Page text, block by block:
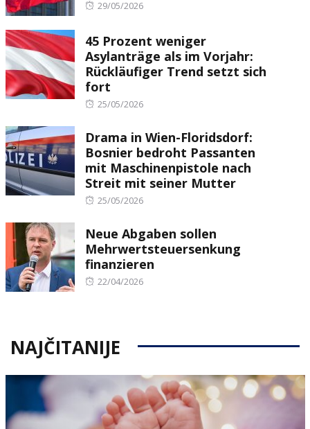
Posted
29/05/2026
45 Prozent weniger
Asylanträge als im Vorjahr:
Rückläufiger Trend setzt sich
fort
Posted
25/05/2026
Drama in Wien-Floridsdorf:
Bosnier bedroht Passanten
mit Maschinenpistole nach
Streit mit seiner Mutter
Posted
25/05/2026
Neue Abgaben sollen
Mehrwertsteuersenkung
finanzieren
Posted
22/04/2026
NAJČITANIJE